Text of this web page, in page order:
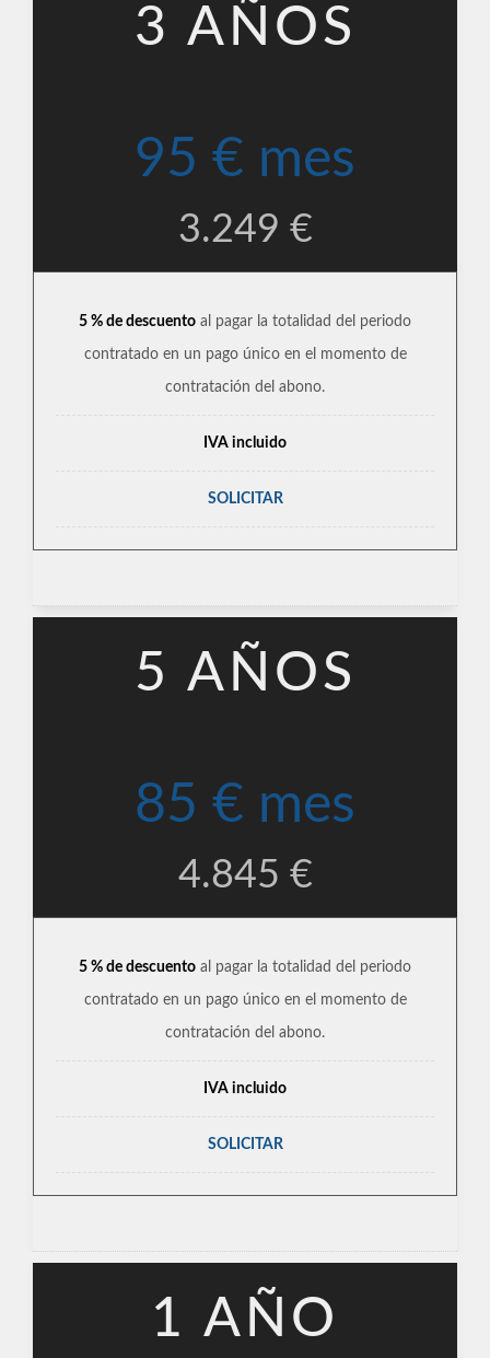
3 AÑOS
95 € mes
3.249 €
5 % de descuento al pagar la totalidad del periodo
contratado en un pago único en el momento de
contratación del abono.
IVA incluido
SOLICITAR
5 AÑOS
85 € mes
4.845 €
5 % de descuento al pagar la totalidad del periodo
contratado en un pago único en el momento de
contratación del abono.
IVA incluido
SOLICITAR
1 AÑO